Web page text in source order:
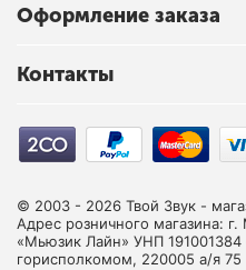
Оформление заказа
Контакты
© 2003 - 2026 Твой Звук -
Адрес розничного магазина:
«Мьюзик Лайн» УНП
горисполкомом, 220005 а/я